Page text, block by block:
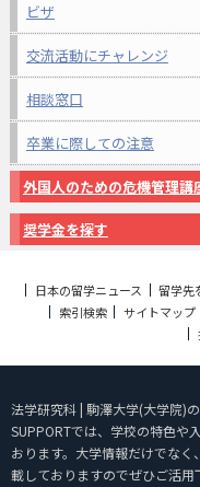
ビザ
交流活動にチャレンジ
相談窓口
卒業に際しての注意
外国人のための危機管理講
奨学金を探す
日本の留学ニュース 留学先
索引検索
サイトマップ
法学研究科 | 駒澤大学(大学院)
SUPPORTでは、学校の特色や
おります。大学情報だけでな
載しておりますのでぜひご活用